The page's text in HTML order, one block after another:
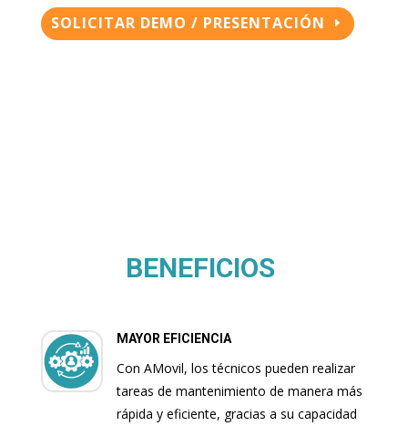
SOLICITAR DEMO / PRESENTACIÓN
BENEFICIOS
MAYOR EFICIENCIA
Con AMovil, los técnicos pueden realizar
tareas de mantenimiento de manera más
rápida y eficiente, gracias a su capacidad